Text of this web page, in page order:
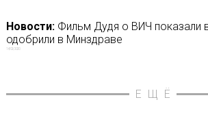
Новости:Фильм Дудя о ВИЧ показали
одобрили в Минздраве
14/02/2020
ЕЩЁ